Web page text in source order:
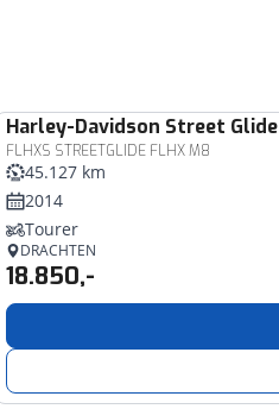
Harley-Davidson Street Glide
FLHXS STREETGLIDE FLHX M8
45.127 km
2014
Tourer
DRACHTEN
18.850,-